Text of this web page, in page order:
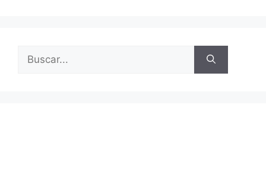
Buscar: